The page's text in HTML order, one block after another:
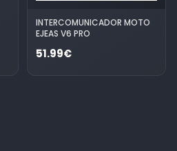
INTERCOMUNICADOR MOTO
EJEAS V6 PRO
51.99€